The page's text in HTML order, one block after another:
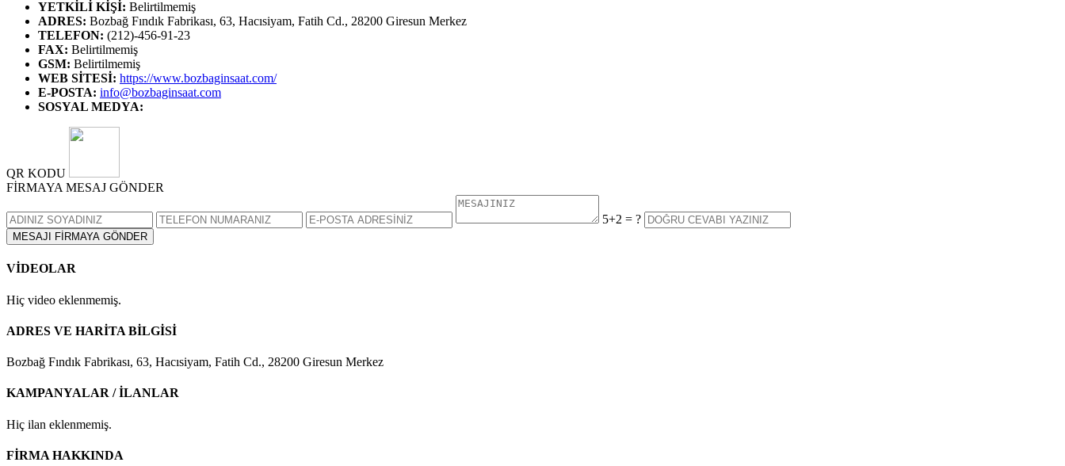
YETKİLİ KİŞİ: Belirtilmemiş
ADRES: Bozbağ Fındık Fabrikası, 63, Hacısiyam, Fatih Cd., 28200 Giresun Merkez
TELEFON: (212)-456-91-23
FAX: Belirtilmemiş
GSM: Belirtilmemiş
WEB SİTESİ: https://www.bozbaginsaat.com/
E-POSTA: info@bozbaginsaat.com
SOSYAL MEDYA:
QR KODU
FİRMAYA MESAJ GÖNDER
5+2 = ?
MESAJI FİRMAYA GÖNDER
VİDEOLAR
Hiç video eklenmemiş.
ADRES VE HARİTA BİLGİSİ
Bozbağ Fındık Fabrikası, 63, Hacısiyam, Fatih Cd., 28200 Giresun Merkez
KAMPANYALAR / İLANLAR
Hiç ilan eklenmemiş.
FİRMA HAKKINDA